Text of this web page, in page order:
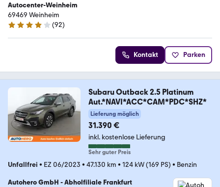
Autocenter-Weinheim
69469 Weinheim
4.2 Sterne
(92)
Kontakt Parken
Subaru Outback 2.5 Platinum
Aut.*NAVI*ACC*CAM*PDC*SHZ*
Lieferung möglich
31.390 €
inkl. kostenlose Lieferung
Sehr guter Preis
Unfallfrei • EZ 06/2023 • 47.130 km • 124 kW (169 PS) • Benzin
Autohero GmbH - Abholfiliale Frankfurt